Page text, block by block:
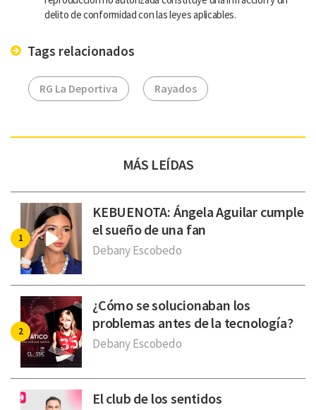
delito de conformidad con las leyes aplicables.
Tags relacionados
RG La Deportiva Rayados
MÁS LEÍDAS
KEBUENOTA: Ángela Aguilar cumple
el sueño de una fan
Debany Escobedo
¿Cómo se solucionaban los
problemas antes de la tecnología?
Debany Escobedo
El club de los sentidos